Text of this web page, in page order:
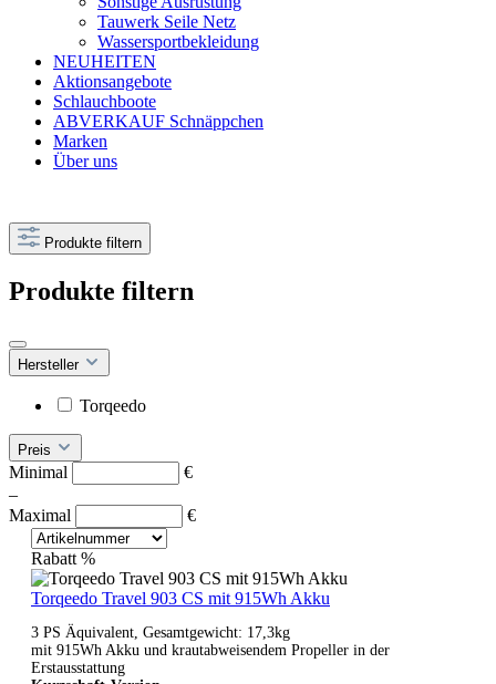
Tauwerk Seile Netz
Wassersportbekleidung
NEUHEITEN
Aktionsangebote
Schlauchboote
ABVERKAUF Schnäppchen
Marken
Über uns
Produkte filtern
Produkte filtern
Hersteller
Torqeedo
Preis
Minimal
€
–
Maximal
€
Rabatt %
Torqeedo Travel 903 CS mit 915Wh Akku
3 PS Äquivalent, Gesamtgewicht: 17,3kg
mit 915Wh Akku und krautabweisendem Propeller in der
Erstausstattung